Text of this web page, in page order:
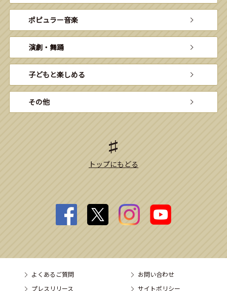
ポピュラー音楽
演劇・舞踊
子どもと楽しめる
その他
トップにもどる
よくあるご質問
お問い合わせ
プレスリリース
サイトポリシー